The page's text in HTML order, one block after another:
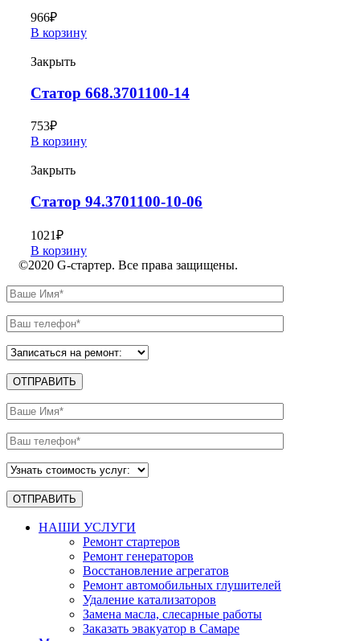
966₽
В корзину
Закрыть
Статор 668.3701100-14
753₽
В корзину
Закрыть
Статор 94.3701100-10-06
1021₽
В корзину
©2020 G-стартер. Все права защищены.
НАШИ УСЛУГИ
Ремонт стартеров
Ремонт генераторов
Восстановление агрегатов
Ремонт автомобильных глушителей
Удаление катализаторов
Замена масла, слесарные работы
Заказать эвакуатор в Самаре